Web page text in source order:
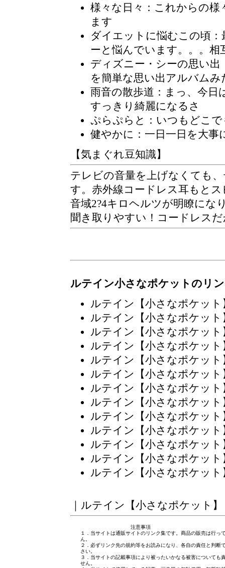
様々な日々：これからの
ます
ダイエットに悩むこの頃
ーと悩んでいます。。。相
ディズニー・シーの思い出
を簡単な思い出アルバム
雨音の散歩道 ：まっ、今
すっきり綺麗になるさ
ぷらぷらと ：いつもどこ
健やかに：一日一日を大
【気まぐれ豆知識】
テレビの音量を上げなくても
す。赤外線コードレス耳もと
音域2?4キロヘルツが明瞭にな
聞き取りやすい！コードレス
ルテイン小さなポケットのリ
ルテイン【小さなポケット
ルテイン【小さなポケッ
ルテイン【小さなポケッ
ルテイン【小さなポケッ
ルテイン【小さなポケッ
ルテイン【小さなポケッ
ルテイン【小さなポケッ
ルテイン【小さなポケッ
ルテイン【小さなポケッ
ルテイン【小さなポケッ
ルテイン【小さなポケッ
ルテイン【小さなポケッ
ルテイン【小さなポケッ
｜ ルテイン【小さなポケット】
注意事項
１．当サイトは通販サイトのリンク集です。商品の販売は行っ
ん。
２．必ずリンク先の規約等をお読みになり、各自の責任と判断
さい。
３．当サイトの記載事項により被ったいかなる被害についても
せん。